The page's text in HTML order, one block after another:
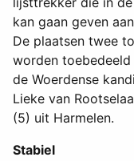
kan gaan geven
De plaatsen twee
worden toebedeeld
de Woerdense
Lieke van
(5) uit Harmelen.
Stabiel